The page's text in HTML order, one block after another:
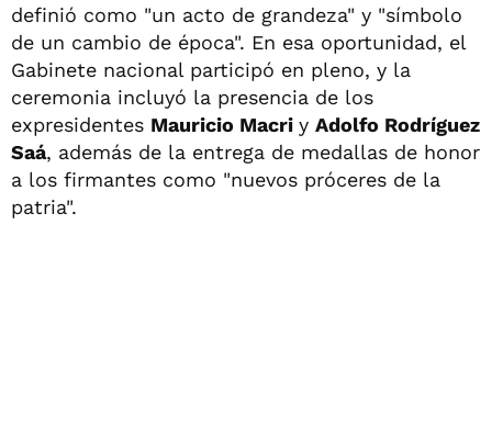
definió como "un acto de grandeza" y "símbolo
de un cambio de época". En esa oportunidad, el
Gabinete nacional participó en pleno, y la
ceremonia incluyó la presencia de los
expresidentes Mauricio Macri y Adolfo Rodríguez
Saá, además de la entrega de medallas de honor
a los firmantes como "nuevos próceres de la
patria".